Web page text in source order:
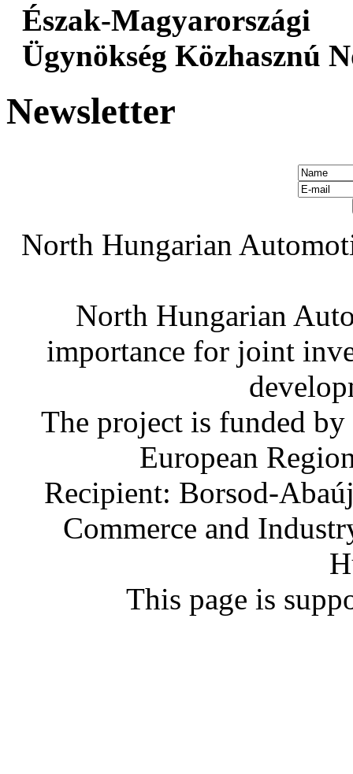
Észak-
Ügynökség Közhasznú
Newsletter
North Hungarian
North Hungarian
importance for joint
The project is funded
European
Recipient: Borsod-
Commerce and
This page is